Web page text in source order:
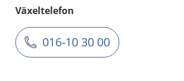
Växeltelefon
016-10 30 00